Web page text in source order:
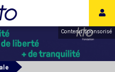
Contenu sponsorisé